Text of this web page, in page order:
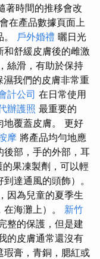
著時間的推移會改
在產品數據頁面上
戶外婚禮 曬日光
舒緩皮膚後的雌激
絲滑，有助於保持
我們的皮膚非常重
計公司 在日常使用
辦護照 最重要的
地覆蓋皮膚。 更好
摩 將產品均勻地應
後部，手的外部，耳
果凍製劑，可以輕
達通風的頭飾）。
因為兒童的夏季生
海灘上）。 新竹
整的保護，但是建
的皮膚通常還沒有
瑕膏，青銅，腮紅或